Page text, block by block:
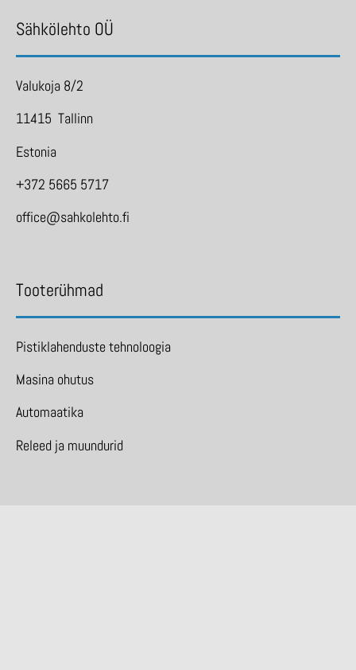
Sähkölehto OÜ
Valukoja 8/2
11415 Tallinn
Estonia
+372 5665 5717
office@sahkolehto.fi
Tooterühmad
Pistiklahenduste tehnoloogia
Masina ohutus
Automaatika
Releed ja muundurid